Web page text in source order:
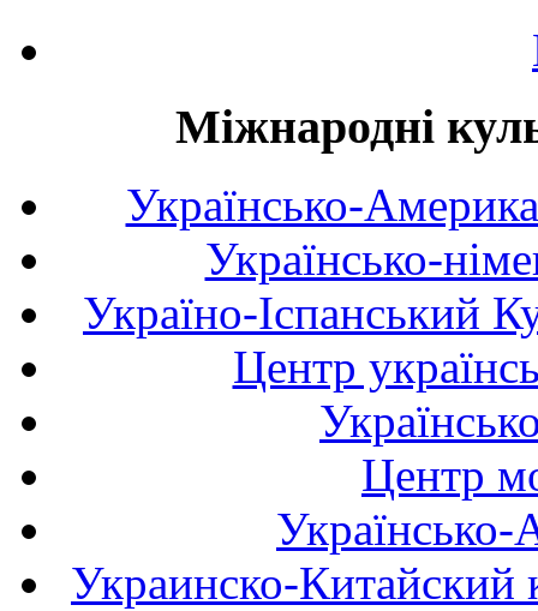
Міжнародні
Українсько-
Українсько-
Україно-Іспанський
Центр
Центр
Українсько-
Украинско-Китайский